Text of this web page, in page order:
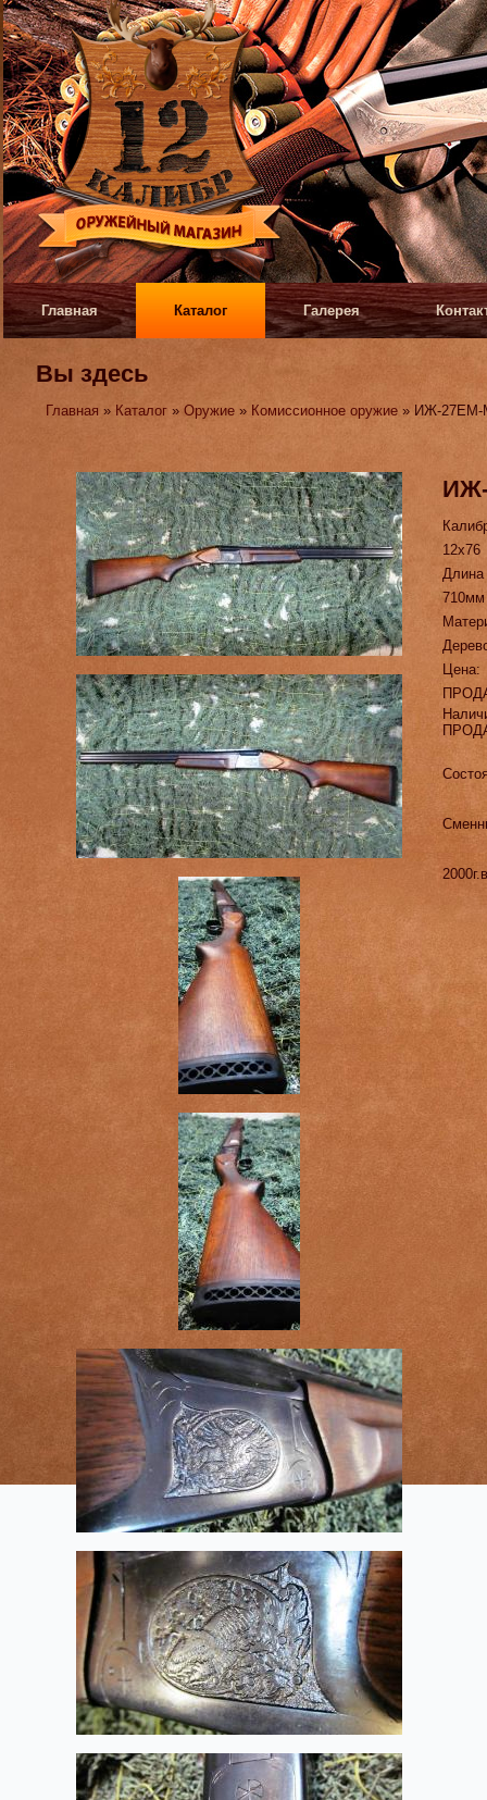
Главная Каталог Галерея
Вы здесь
Главная » Каталог »Оружие » Комиссионное оружие » ИЖ-
12х76
710мм
Цена: